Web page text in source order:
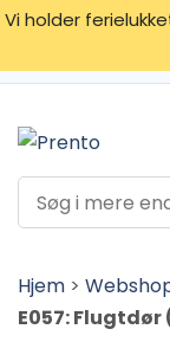
Vi holder
Hjem >
E057: